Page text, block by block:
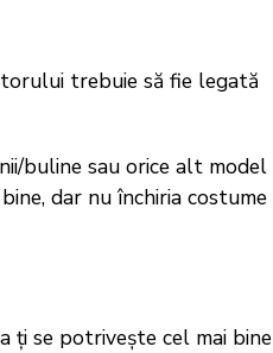
trebuie să fie legată
buline sau orice alt model
dar nu închiria costume
ți se potrivește cel mai bine